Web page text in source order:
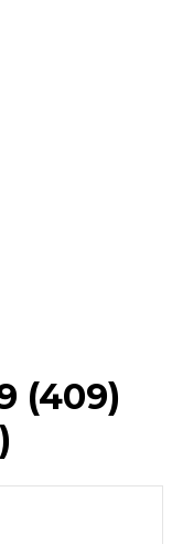
(409)